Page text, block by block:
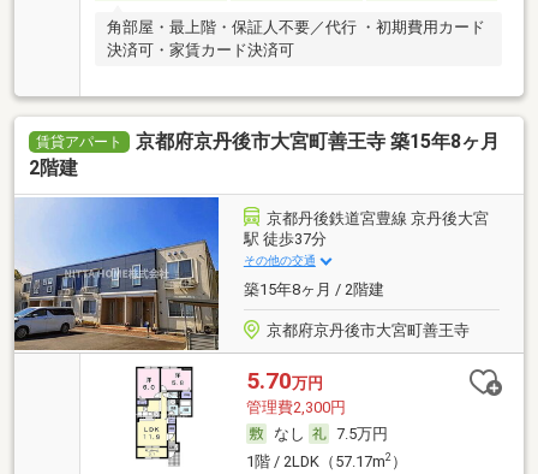
角部屋・最上階・保証人不要／代行 ・初期費用カード
決済可・家賃カード決済可
賃貸アパート
京都府京丹後市大宮町善王寺 築15年8ヶ月
2階建
京都丹後鉄道宮豊線 京丹後大宮
駅 徒歩37分
その他の交通
築15年8ヶ月 / 2階建
京都府京丹後市大宮町善王寺
5.70万円
管理費2,300円
なし
7.5万円
1階 / 2LDK（57.17m2）